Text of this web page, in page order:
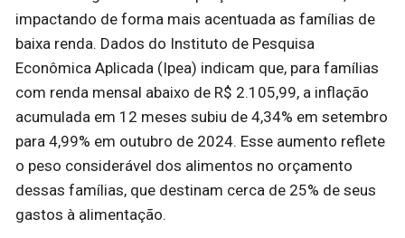
impactando de forma mais acentuada as famílias de
baixa renda. Dados do Instituto de Pesquisa
Econômica Aplicada (Ipea) indicam que, para famílias
com renda mensal abaixo de R$ 2.105,99, a inflação
acumulada em 12 meses subiu de 4,34% em setembro
para 4,99% em outubro de 2024. Esse aumento reflete
o peso considerável dos alimentos no orçamento
dessas famílias, que destinam cerca de 25% de seus
gastos à alimentação.